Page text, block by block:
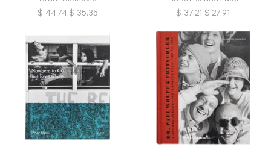
$ 44.74 $ 35.35
$ 37.21 $ 27.91